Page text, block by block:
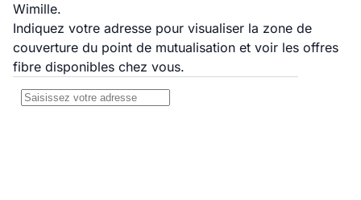
Wimille.
Indiquez votre adresse pour visualiser la zone de
couverture du point de mutualisation et voir les offres
fibre disponibles chez vous.